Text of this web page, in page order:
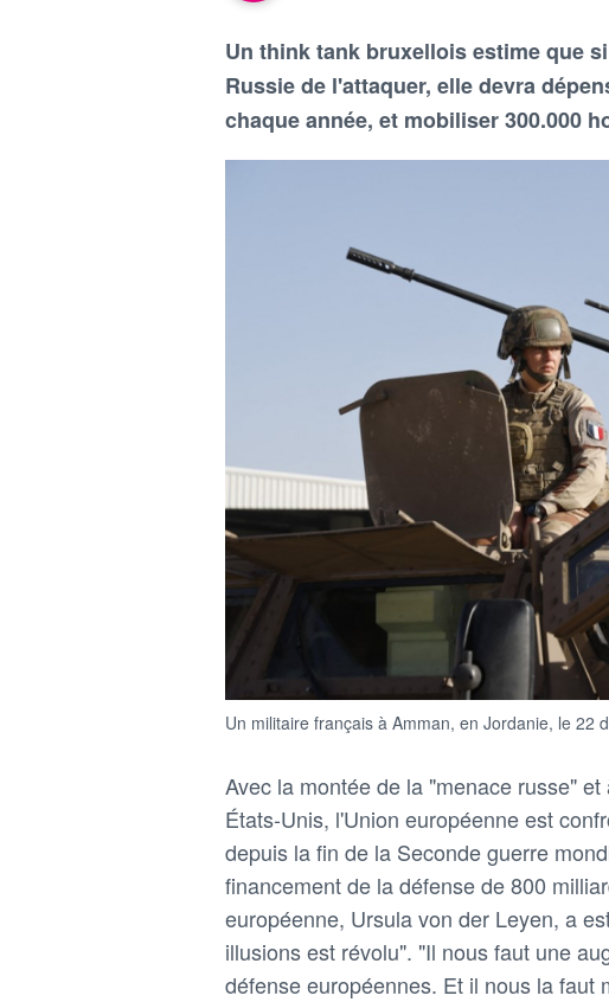
Un think tank bruxellois estime que
Russie de l'attaquer, elle devra
chaque année, et mobiliser 300.000
Un militaire français à Amman, en Jordanie, le 22
Avec la montée de la "menace russe"
États-Unis, l'Union européenne est
depuis la fin de la Seconde guerre
financement de la défense de 800
européenne, Ursula von der Leyen, a
illusions est révolu". "Il nous faut une
défense européennes. Et il nous la faut